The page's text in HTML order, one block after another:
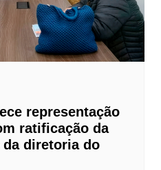
representação
ratificação da
da diretoria do